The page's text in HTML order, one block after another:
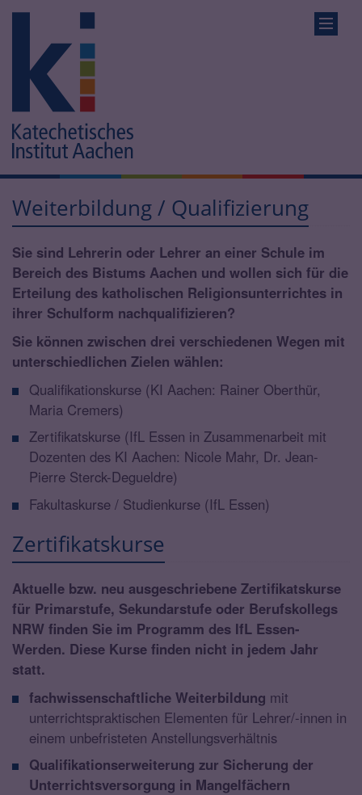
Weiterbildung / Qualifizierung
Sie sind Lehrerin oder Lehrer an einer Schule im
Bereich des Bistums Aachen und wollen sich für die
Erteilung des katholischen Religionsunterrichtes in
ihrer Schulform nachqualifizieren?
Sie können zwischen drei verschiedenen Wegen mit
unterschiedlichen Zielen wählen:
Qualifikationskurse (KI Aachen: Rainer Oberthür,
Maria Cremers)
Zertifikatskurse (IfL Essen in Zusammenarbeit mit
Dozenten des KI Aachen: Nicole Mahr, Dr. Jean-
Pierre Sterck-Degueldre)
Fakultaskurse / Studienkurse (IfL Essen)
Zertifikatskurse
Aktuelle bzw. neu ausgeschriebene Zertifikatskurse
für Primarstufe, Sekundarstufe oder Berufskollegs
NRW finden Sie im Programm des IfL Essen-
Werden. Diese Kurse finden nicht in jedem Jahr
statt.
fachwissenschaftliche Weiterbildung mit
unterrichtspraktischen Elementen für Lehrer/-innen in
einem unbefristeten Anstellungsverhältnis
Qualifikationserweiterung zur Sicherung der
Unterrichtsversorgung in Mangelfächern